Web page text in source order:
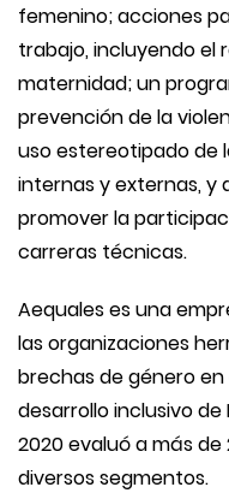
femenino; acciones
trabajo, incluyendo el
maternidad; un
prevención de la
uso estereotipado de
internas y externas, y
promover la
carreras técnicas.
Aequales es una
las organizaciones
brechas de género
desarrollo inclusivo de
2020 evaluó a más
diversos segmentos.